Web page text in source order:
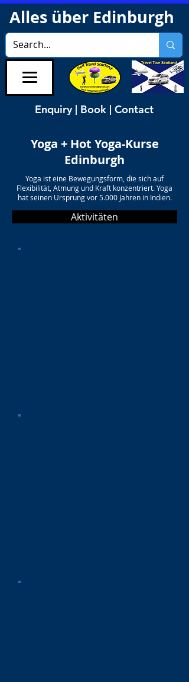
Alles über Edinburgh
Enquiry | Book | Contact
Yoga + Hot Yoga-Kurse
Edinburgh
Yoga ist eine Bewegungsform, die sich auf
Flexibilität, Atmung und Kraft konzentriert. Yoga
hat seinen Ursprung vor 5.000 Jahren in Indien.
Aktivitäten